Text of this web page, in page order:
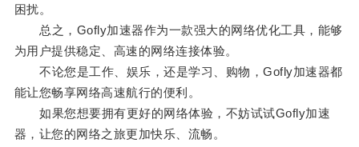
困扰。
总之，Gofly加速器作为一款强大的网络优化工具，能够
为用户提供稳定、高速的网络连接体验。
不论您是工作、娱乐，还是学习、购物，Gofly加速器都
能让您畅享网络高速航行的便利。
如果您想要拥有更好的网络体验，不妨试试Gofly加速
器，让您的网络之旅更加快乐、流畅。